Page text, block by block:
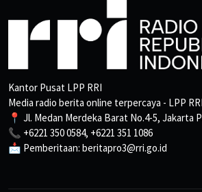
Kantor Pusat LPP RRI
Media radio berita online terpercaya - LPP RRI
📍 Jl. Medan Merdeka Barat No.4-5, Jakarta
📞 +6221 350 0584, +6221 351 1086
📩 Pemberitaan: beritapro3@rri.go.id